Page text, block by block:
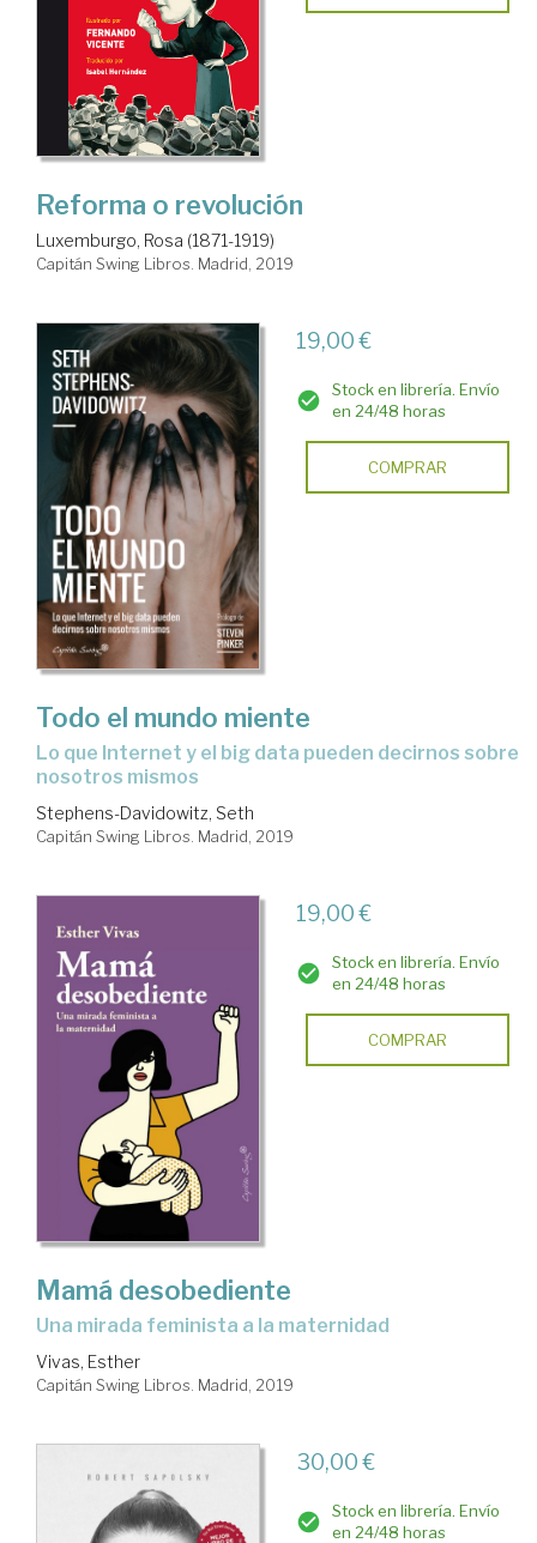
Reforma o revolución
Luxemburgo, Rosa (1871-1919)
Capitán Swing Libros. Madrid, 2019
19,00 €
Stock en librería. Envío
en 24/48 horas
COMPRAR
Todo el mundo miente
lo que Internet y el big data pueden decirnos sobre
nosotros mismos
Stephens-Davidowitz, Seth
Capitán Swing Libros. Madrid, 2019
19,00 €
Stock en librería. Envío
en 24/48 horas
COMPRAR
Mamá desobediente
una mirada feminista a la maternidad
Vivas, Esther
Capitán Swing Libros. Madrid, 2019
30,00 €
Stock en librería. Envío
en 24/48 horas